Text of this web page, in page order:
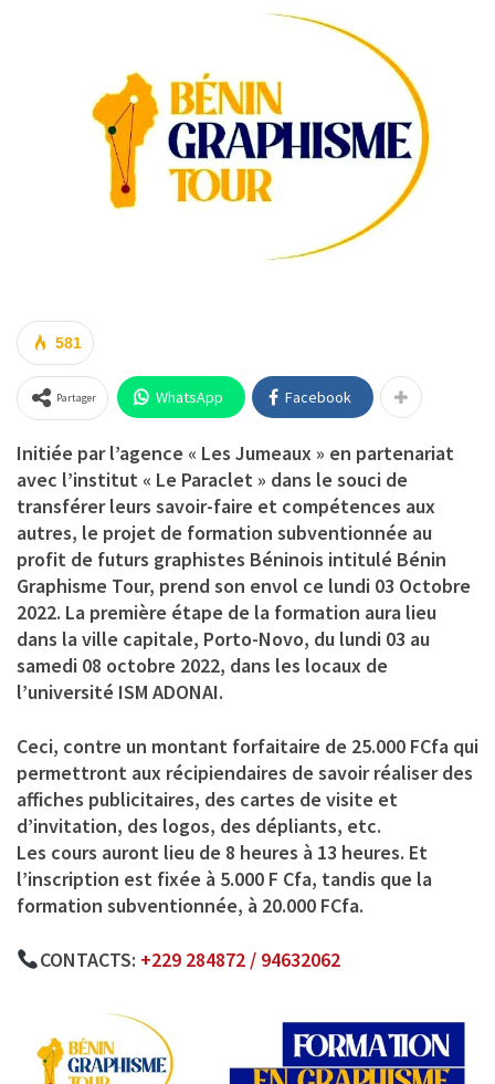
581
Partager WhatsApp Facebook
Initiée par l’agence « Les Jumeaux » en partenariat
avec l’institut « Le Paraclet » dans le souci de
transférer leurs savoir-faire et compétences aux
autres, le projet de formation subventionnée au
profit de futurs graphistes Béninois intitulé Bénin
Graphisme Tour, prend son envol ce lundi 03 Octobre
2022. La première étape de la formation aura lieu
dans la ville capitale, Porto-Novo, du lundi 03 au
samedi 08 octobre 2022, dans les locaux de
l’université ISM ADONAI.
Ceci, contre un montant forfaitaire de 25.000 FCfa qui
permettront aux récipiendaires de savoir réaliser des
affiches publicitaires, des cartes de visite et
d’invitation, des logos, des dépliants, etc.
Les cours auront lieu de 8 heures à 13 heures. Et
l’inscription est fixée à 5.000 F Cfa, tandis que la
formation subventionnée, à 20.000 FCfa.
CONTACTS: +229 284872 / 94632062